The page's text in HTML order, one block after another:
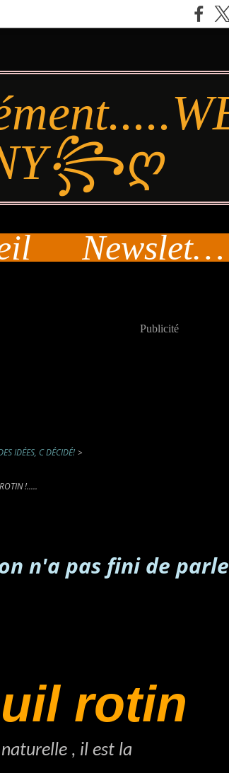
Newsletter
Publicité
IDÉES, C DÉCIDÉ! >
!.....
n'a pas fini de
rotin
, il est la